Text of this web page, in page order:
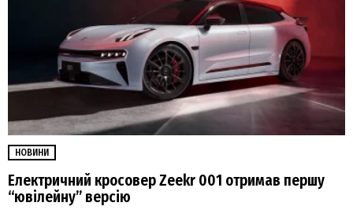
НОВИНИ
Електричний кросовер Zeekr 001 отримав першу
“ювілейну” версію